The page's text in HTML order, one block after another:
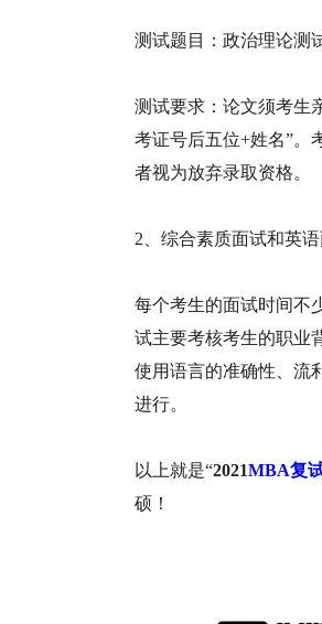
测试题目：政治理论测
测试要求：论文须考生
考证号后五位+姓名”。
者视为放弃录取资格。
2、综合素质面试和英
每个考生的面试时间不
试主要考核考生的职业
使用语言的准确性、流
进行。
以上就是“2021MBA复
硕！